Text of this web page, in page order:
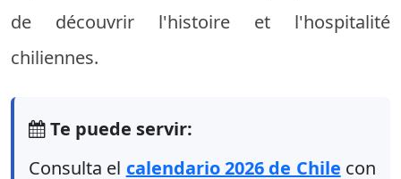
de découvrir l'histoire et l'hospitalité
chiliennes.
Te puede servir:
Consulta el calendario 2026 de Chile con